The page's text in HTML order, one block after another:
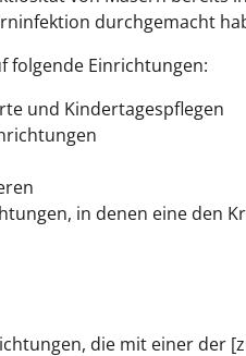
durchgemacht
folgende Einrichtungen:
und Kindertagespflegen
in denen eine den
die mit einer der